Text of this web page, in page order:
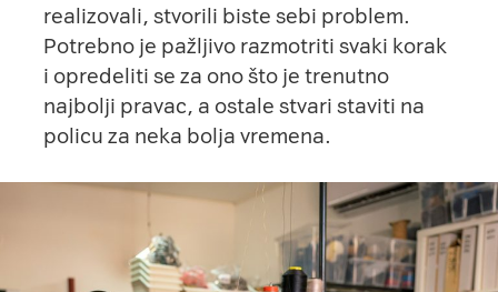
realizovali, stvorili biste sebi problem.
Potrebno je pažljivo razmotriti svaki korak
i opredeliti se za ono što je trenutno
najbolji pravac, a ostale stvari staviti na
policu za neka bolja vremena.